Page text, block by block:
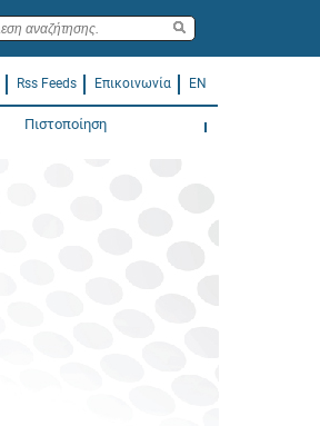
Rss Feeds Επικοινωνία EN
Πιστοποίηση